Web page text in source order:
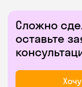
Сложно
оставьте